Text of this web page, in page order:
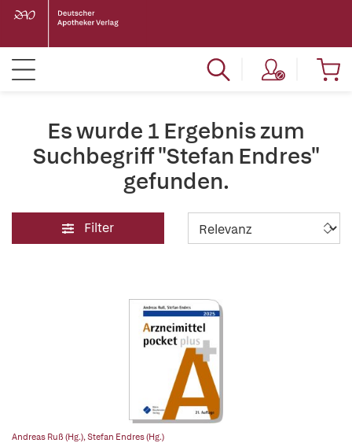
Es wurde 1 Ergebnis zum
Suchbegriff "Stefan Endres"
gefunden.
Filter
Andreas Ruß (Hg.),Stefan Endres (Hg.)